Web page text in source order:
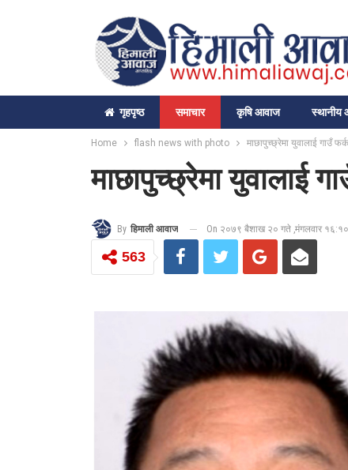
गृहपृष्‍ठ समाचार कृषि आवाज स्थानीय
Home flash news with photo माछापुच्छ्रेमा युवालाई गाउँ
माछापुच्छ्रेमा युवालाई
By हिमाली आवाज On २०७९ बैशाख २० गते ,मंगलवार १६:१०
563